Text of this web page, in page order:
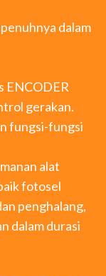
dalam
ENCODER
gerakan.
fungsi-fungsi
alat
fotosel
penghalang,
dalam durasi